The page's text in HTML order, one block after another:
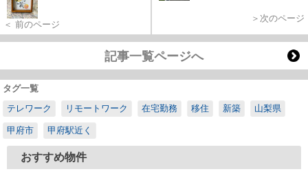
＜ 前のページ
＞次のページ
記事一覧ページへ
タグ一覧
テレワーク
リモートワーク 在宅勤務 移住 新築 山梨県
甲府市 甲府駅近く
おすすめ物件